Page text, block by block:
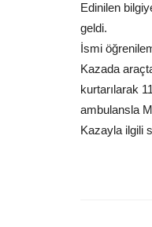
Edinilen
geldi.
İsmi
Kazada
kurtarılarak
ambulansla
Kazayla ilgili